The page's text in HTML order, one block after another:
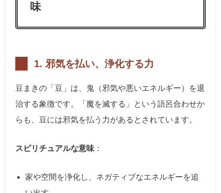
味
1. 邪気を払い、浄化する力
豆まきの「豆」は、鬼（邪気や悪いエネルギー）を退
治する象徴です。「魔を滅する」という語呂合わせか
らも、豆には邪気を払う力があるとされています。
スピリチュアルな意味 ：
家や空間を浄化し、ネガティブなエネルギーを追